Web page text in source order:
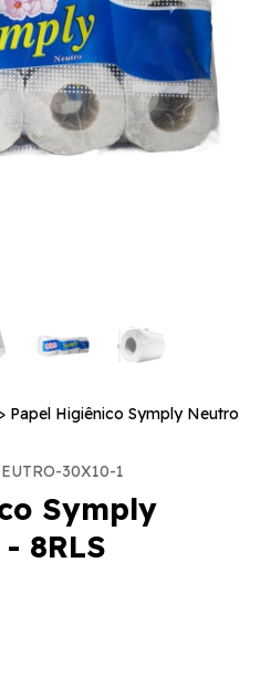
> Papel Higiênico Symply Neutro
30X10-1
Symply
8RLS